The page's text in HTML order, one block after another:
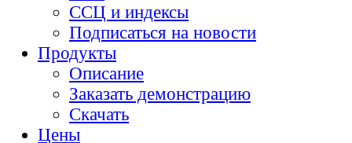
ССЦ и индексы
Подписаться на новости
Продукты
Описание
Заказать демонстрацию
Скачать
Цены